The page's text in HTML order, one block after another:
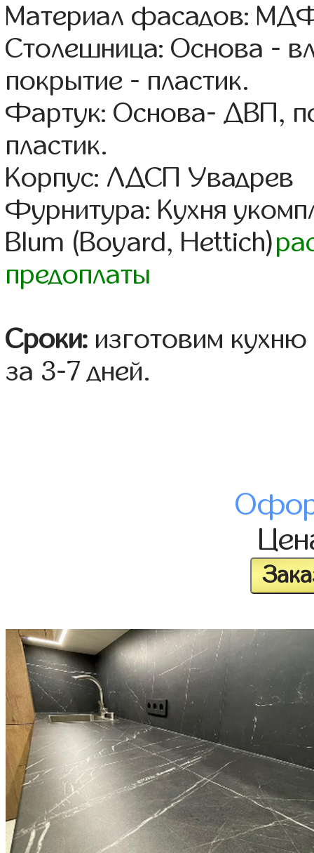
Материал фасадов:
Столешница: Основа -
покрытие - пластик.
Фартук: Основа- ДВП,
пластик.
Корпус: ЛДСП Увадрев
Фурнитура: Кухня
Blum (Boyard, Hettich)
предоплаты
Сроки: изготовим
за 3-7 дней.